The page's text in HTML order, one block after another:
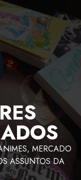
MERCADO
ASSUNTOS DA